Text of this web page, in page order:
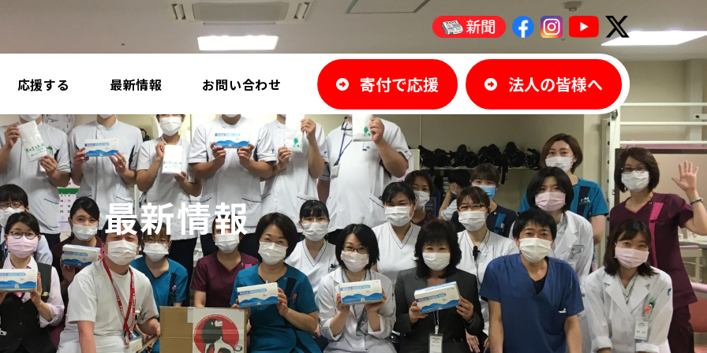
応援する 最新情報 お問い合わせ 寄付で応援 法人の皆様へ
最新情報